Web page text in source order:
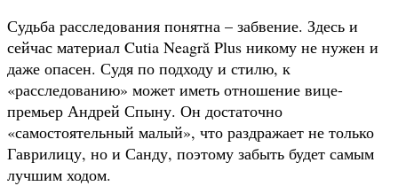
Судьба расследования понятна – забвение. Здесь и
сейчас материал Cutia Neagră Plus никому не нужен и
даже опасен. Судя по подходу и стилю, к
«расследованию» может иметь отношение вице-
премьер Андрей Спыну. Он достаточно
«самостоятельный малый», что раздражает не только
Гаврилицу, но и Санду, поэтому забыть будет самым
лучшим ходом.